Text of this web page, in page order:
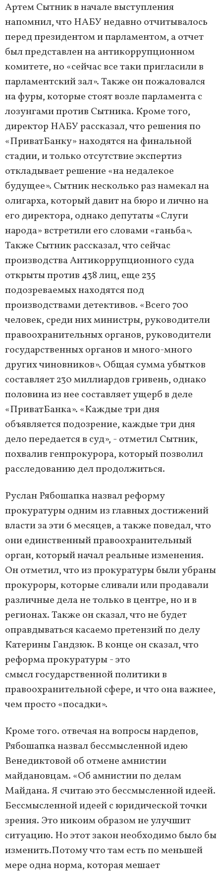
Артем Сытник в начале выступления
напомнил, что НАБУ недавно отчитывалось
перед президентом и парламентом, а отчет
был представлен на антикоррупционном
комитете, но «сейчас все таки пригласили в
парламентский зал». Также он пожаловался
на фуры, которые стоят возле парламента с
лозунгами против Сытника. Кроме того,
директор НАБУ рассказал, что решения по
«ПриватБанку» находятся на финальной
стадии, и только отсутствие экспертиз
откладывает решение «на недалекое
будущее». Сытник несколько раз намекал на
олигарха, который давит на бюро и лично на
его директора, однако депутаты «Слуги
народа» встретили его словами «ганьба».
Также Сытник рассказал, что сейчас
производства Антикоррупционного суда
открыты против 438 лиц, еще 235
подозреваемых находятся под
производствами детективов. «Всего 700
человек, среди них министры, руководители
правоохранительных органов, руководители
государственных органов и много-много
других чиновников». Общая сумма убытков
составляет 230 миллиардов гривень, однако
половина из нее составляет ущерб в деле
«ПриватБанка». «Каждые три дня
объявляется подозрение, каждые три дня
дело передается в суд», - отметил Сытник,
похвалив генпрокурора, который позволил
расследованию дел продолжиться.
Руслан Рябошапка назвал реформу
прокуратуры одним из главных достижений
власти за эти 6 месяцев, а также поведал, что
они единственный правоохранительный
орган, который начал реальные изменения.
Он отметил, что из прокуратуры были убраны
прокуроры, которые сливали или продавали
различные дела не только в центре, но и в
регионах. Также он сказал, что не будет
оправдываться касаемо претензий по делу
Катерины Гандзюк. В конце он сказал, что
реформа прокуратуры - это
смысл государственной политики в
правоохранительной сфере, и что она важнее,
чем просто «посадки».
Кроме того. отвечая на вопросы нардепов,
Рябошапка назвал бессмысленной идею
Венедиктовой об отмене амнистии
майдановцам. «Об амнистии по делам
Майдана. Я считаю это бессмысленной идеей.
Бессмысленной идеей с юридической точки
зрения. Это никоим образом не улучшит
ситуацию. Но этот закон необходимо было бы
изменить.Потому что там есть по меньшей
мере одна норма, которая мешает